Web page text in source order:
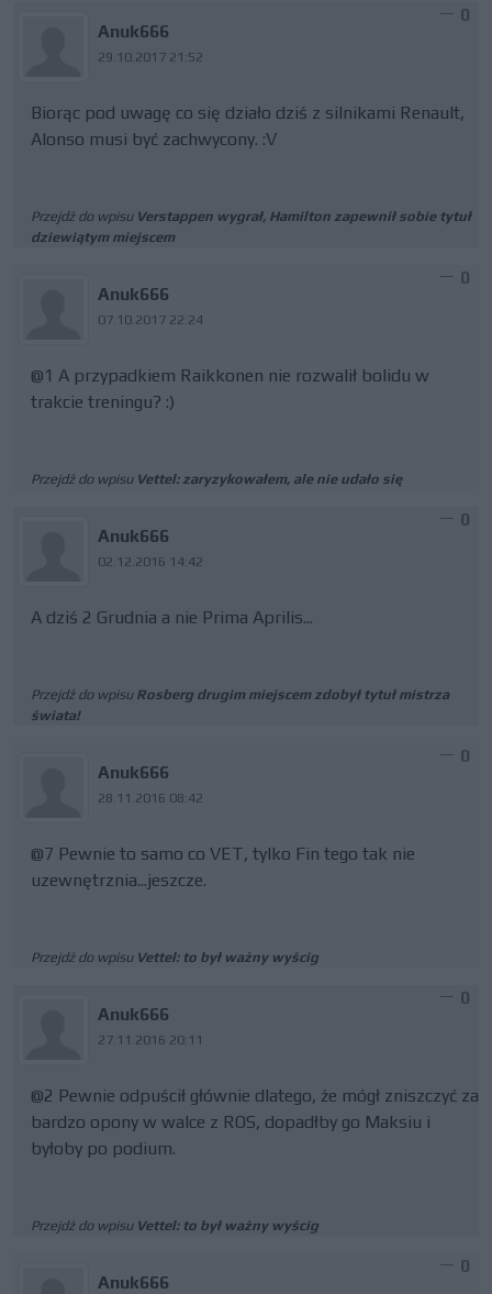
Anuk666
29.10.2017 21:52
0
Biorąc pod uwagę co się działo dziś z silnikami Renault,
Alonso musi być zachwycony. :V
Przejdź do wpisu Verstappen wygrał, Hamilton zapewnił sobie tytuł
dziewiątym miejscem
Anuk666
07.10.2017 22:24
0
@1 A przypadkiem Raikkonen nie rozwalił bolidu w
trakcie treningu? :)
Przejdź do wpisu Vettel: zaryzykowałem, ale nie udało się
Anuk666
02.12.2016 14:42
0
A dziś 2 Grudnia a nie Prima Aprilis...
Przejdź do wpisu Rosberg drugim miejscem zdobył tytuł mistrza
świata!
Anuk666
28.11.2016 08:42
0
@7 Pewnie to samo co VET, tylko Fin tego tak nie
uzewnętrznia...jeszcze.
Przejdź do wpisu Vettel: to był ważny wyścig
Anuk666
27.11.2016 20:11
0
@2 Pewnie odpuścił głównie dlatego, że mógł zniszczyć za
bardzo opony w walce z ROS, dopadłby go Maksiu i
byłoby po podium.
Przejdź do wpisu Vettel: to był ważny wyścig
Anuk666
0